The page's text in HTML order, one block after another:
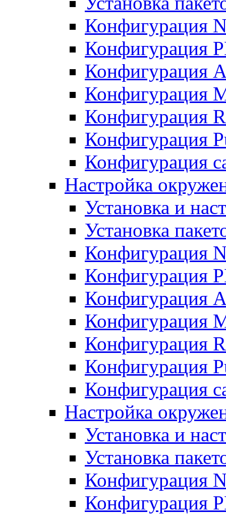
Конфигурация
Конфигурация
Конфигурация
Конфигурация
Конфигурация
Конфигурация
Конфигурация
Настройка
Установка и
Установка
Конфигурация
Конфигурация
Конфигурация
Конфигурация
Конфигурация
Конфигурация
Конфигурация
Настройка
Установка и
Установка
Конфигурация
Конфигурация